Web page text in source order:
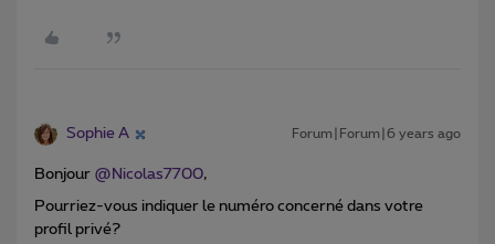
Sophie A Forum|Forum|6 years ago
Bonjour @Nicolas7700,
Pourriez-vous indiquer le numéro concerné dans votre
profil privé?